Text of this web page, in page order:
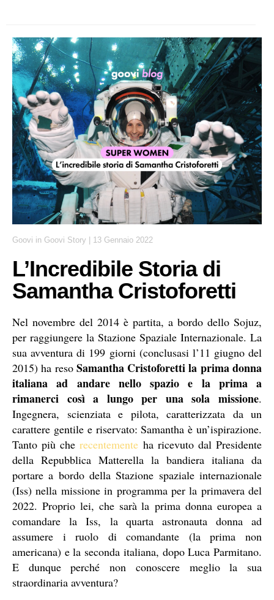
Goovi in Goovi Story 13 Gennaio 2022
L’Incredibile Storia di
Samantha Cristoforetti
Nel novembre del 2014 è partita, a bordo dello Sojuz,
per raggiungere la Stazione Spaziale Internazionale. La
sua avventura di 199 giorni (conclusasi l’11 giugno del
2015) ha reso Samantha Cristoforetti la prima donna
italiana ad andare nello spazio e la prima a
rimanerci così a lungo per una sola missione.
Ingegnera, scienziata e pilota, caratterizzata da un
carattere gentile e riservato: Samantha è un’ispirazione.
Tanto più cherecentemente ha ricevuto dal Presidente
della Repubblica Matterella la bandiera italiana da
portare a bordo della Stazione spaziale internazionale
(Iss) nella missione in programma per la primavera del
2022. Proprio lei, che sarà la prima donna europea a
comandare la Iss, la quarta astronauta donna ad
assumere i ruolo di comandante (la prima non
americana) e la seconda italiana, dopo Luca Parmitano.
E dunque perché non conoscere meglio la sua
straordinaria avventura?